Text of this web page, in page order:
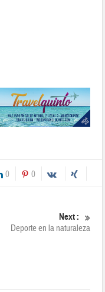
0 0
Next :
Deporte en la naturaleza